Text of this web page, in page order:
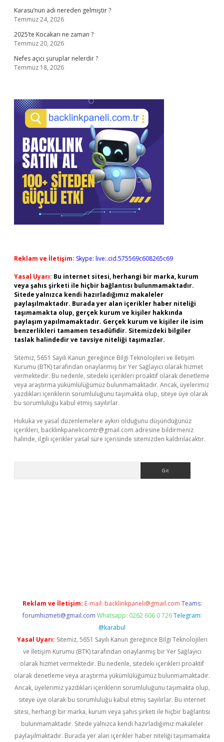
Karasu’nun adı nereden gelmiştir ?
Temmuz 24, 2026
2025’te Kocakarı ne zaman ?
Temmuz 20, 2026
Nefes açıcı şuruplar nelerdir ?
Temmuz 18, 2026
Reklam ve İletişim: Skype: live:.cid.575569c608265c69
Yasal Uyarı: Bu internet sitesi, herhangi bir marka, kurum
veya şahıs şirketi ile hiçbir bağlantısı bulunmamaktadır.
Sitede yalnızca kendi hazırladığımız makaleler
paylaşılmaktadır. Burada yer alan içerikler haber niteliği
taşımamakta olup, gerçek kurum ve kişiler hakkında
paylaşım yapılmamaktadır. Gerçek kurum ve kişiler ile isim
benzerlikleri tamamen tesadüfidir. Sitemizdeki bilgiler
taslak halindedir ve tavsiye niteliği taşımazlar.
Sitemiz, 5651 Sayılı Kanun gereğince Bilgi Teknolojileri ve İletişim
Kurumu (BTK) tarafından onaylanmış bir Yer Sağlayıcı olarak hizmet
vermektedir. Bu nedenle, sitedeki içerikleri proaktif olarak denetleme
veya araştırma yükümlülüğümüz bulunmamaktadır. Ancak, üyelerimiz
yazdıkları içeriklerin sorumluluğunu taşımakta olup, siteye üye olarak
bu sorumluluğu kabul etmiş sayılırlar.
Hukuka ve yasal düzenlemelere aykırı olduğunu düşündüğünüz
içerikleri, backlinkpanelicomtr@gmail.com adresine bildirmeniz
halinde, ilgili içerikler yasal süre içerisinde sitemizden kaldırılacaktır.
Reklam ve İletişim: E-mail: backlinkpaneli@gmail.com Teams:
forumhizmeti@gmail.com Whatsapp: 0262 606 0 726 Telegram:
@karabul
Yasal Uyarı: Sitemiz, 5651 Sayılı Kanun gereğince Bilgi Teknolojileri
ve İletişim Kurumu (BTK) tarafından onaylanmış bir Yer Sağlayıcı
olarak hizmet vermektedir. Bu nedenle, sitedeki içerikleri proaktif
olarak denetleme veya araştırma yükümlülüğümüz bulunmamaktadır.
Ancak, üyelerimiz yazdıkları içeriklerin sorumluluğunu taşımakta olup,
siteye üye olarak bu sorumluluğu kabul etmiş sayılırlar. Bu internet
sitesi, herhangi bir marka, kurum veya şahıs şirketi ile hiçbir bağlantısı
bulunmamaktadır. Sitede yalnızca kendi hazırladığımız makaleler
paylaşılmaktadır. Burada yer alan içerikler haber niteliği taşımamakta